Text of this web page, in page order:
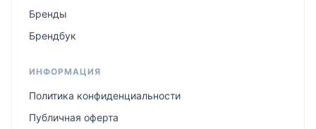
Бренды
Брендбук
ИНФОРМАЦИЯ
Политика конфиденциальности
Публичная оферта